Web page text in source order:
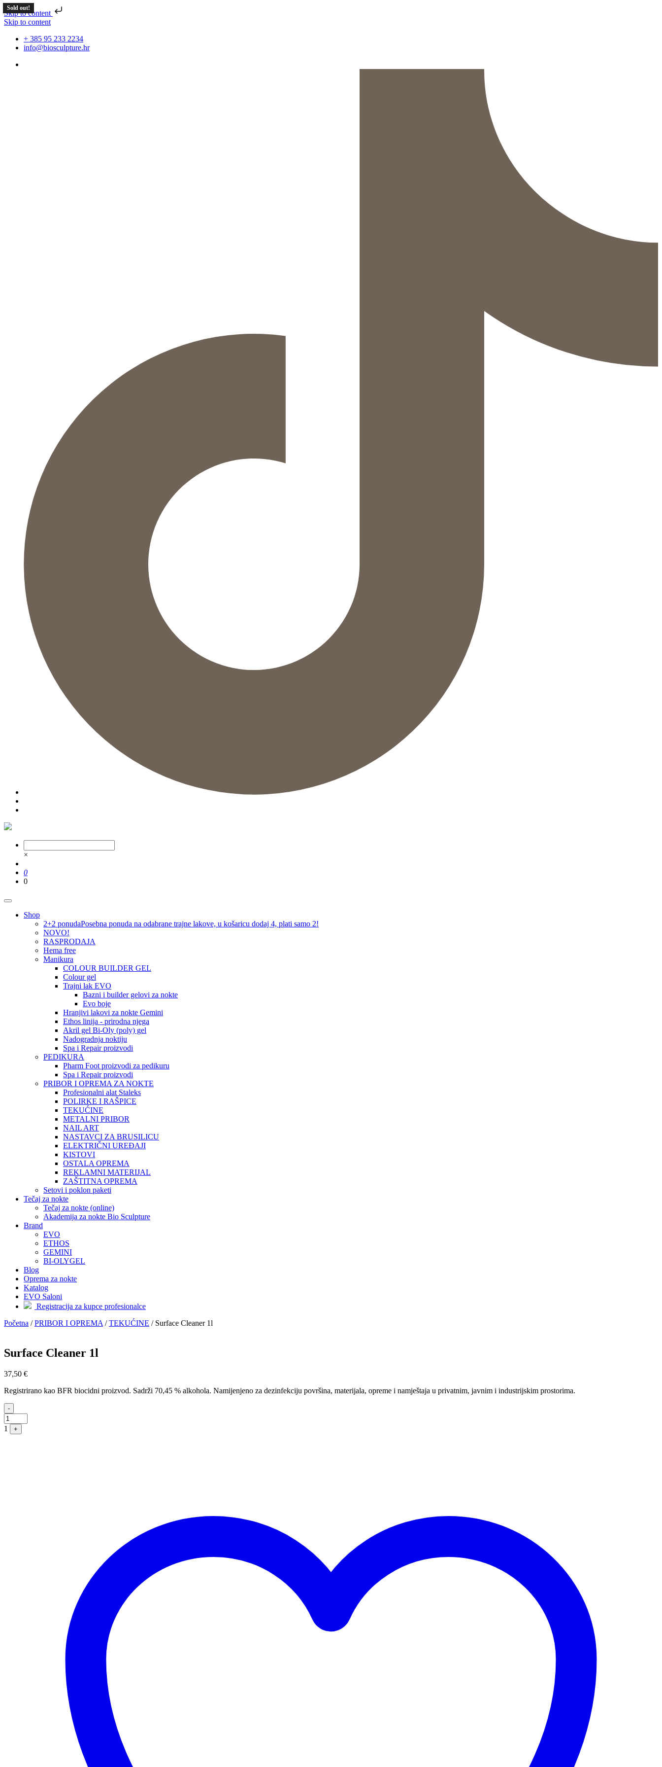
Skip to content
Skip to content
+ 385 95 233 2234
info@biosculpture.hr
×
0
0
Shop
2+2 ponudaPosebna ponuda na odabrane trajne lakove, u košaricu dodaj 4, plati samo 2!
NOVO!
RASPRODAJA
Hema free
Manikura
COLOUR BUILDER GEL
Colour gel
Trajni lak EVO
Bazni i builder gelovi za nokte
Evo boje
Hranjivi lakovi za nokte Gemini
Ethos linija - prirodna njega
Akril gel Bi-Oly (poly) gel
Nadogradnja noktiju
Spa i Repair proizvodi
PEDIKURA
Pharm Foot proizvodi za pedikuru
Spa i Repair proizvodi
PRIBOR I OPREMA ZA NOKTE
Profesionalni alat Staleks
POLIRKE I RAŠPICE
TEKUĆINE
METALNI PRIBOR
NAIL ART
NASTAVCI ZA BRUSILICU
ELEKTRIČNI UREĐAJI
KISTOVI
OSTALA OPREMA
REKLAMNI MATERIJAL
ZAŠTITNA OPREMA
Setovi i poklon paketi
Tečaj za nokte
Tečaj za nokte (online)
Akademija za nokte Bio Sculpture
Brand
EVO
ETHOS
GEMINI
BI-OLYGEL
Blog
Oprema za nokte
Katalog
EVO Saloni
Registracija za kupce profesionalce
Početna / PRIBOR I OPREMA / TEKUĆINE /Surface Cleaner 1l
Surface Cleaner 1l
37,50 €
Registrirano kao BFR biocidni proizvod. Sadrži 70,45 % alkohola. Namijenjeno za dezinfekciju površina, materijala, opreme i namještaja u privatnim, javnim i industrijskim prostorima.
Quantity
-
1 +
Sold out!